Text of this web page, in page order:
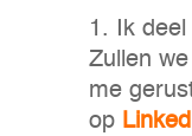
Ik
Zullen
me
op